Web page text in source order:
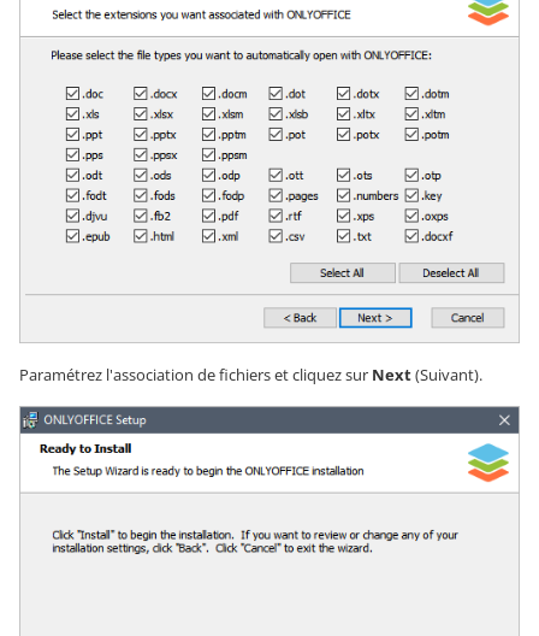
Paramétrez l'association de fichiers et cliquez sur Next(Suivant).